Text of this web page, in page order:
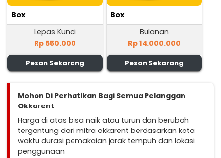
Box
Lepas Kunci
Rp 550.000
Pesan Sekarang
Box
Bulanan
Rp 14.000.000
Pesan Sekarang
Mohon Di Perhatikan Bagi Semua Pelanggan
Okkarent
Harga di atas bisa naik atau turun dan berubah
tergantung dari mitra okkarent berdasarkan kota
waktu durasi pemakaian jarak tempuh dan lokasi
penggunaan